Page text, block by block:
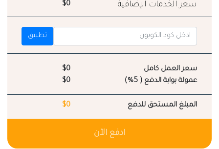
سعر الخدمات الإضافية $0
تطبيق
سعر العمل كامل
$0
عمولة بوابة الدفع ( 5%)
$0
المبلغ المستحق للدفع $0
ادفع الآن